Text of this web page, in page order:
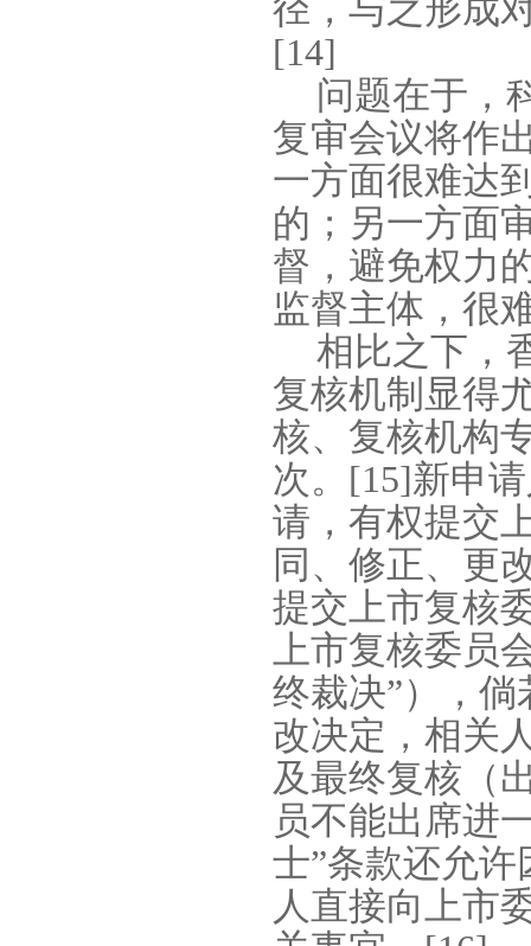
径，与之形成
[14]
问题在于，
复审会议将作
一方面很难达
的；另一方面
督，避免权力
监督主体，很
相比之下，
复核机制显得
核、复核机构
次。 [15]新申
请，有权提交
同、修正、更
提交上市复核
上市复核委员
终裁决”），
改决定，相关
及最终复核（
员不能出席进
士”条款还允
人直接向上市